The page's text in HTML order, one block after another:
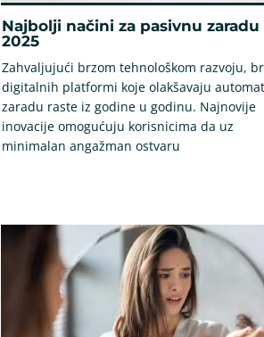
Najbolji načini za pasivnu zaradu
2025
Zahvaljujući brzom tehnološkom razvoju,
digitalnih platformi koje olakšavaju
zaradu raste iz godine u godinu. Najnovije
inovacije omogućuju korisnicima da uz
minimalan angažman ostvaru